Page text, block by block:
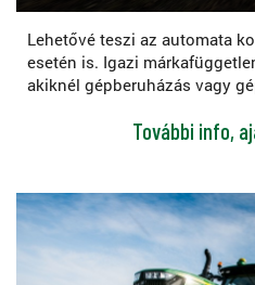
Lehetővé teszi az automata
esetén is. Igazi
akiknél gépberuházás vagy
További info,